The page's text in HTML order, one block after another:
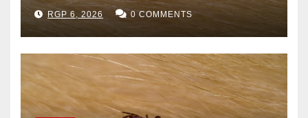
RGP 6, 2026 0 COMMENTS